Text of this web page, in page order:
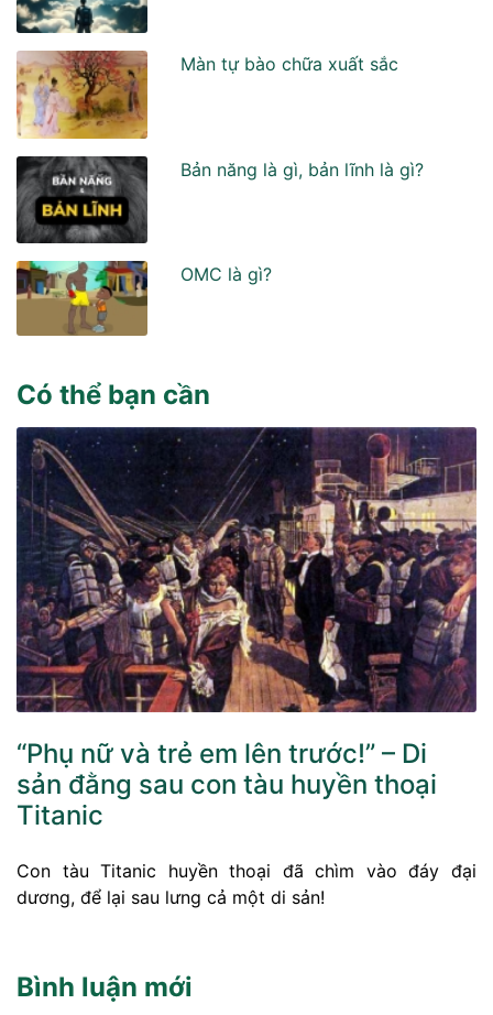
Màn tự bào chữa xuất sắc
Bản năng là gì, bản lĩnh là gì?
OMC là gì?
Có thể bạn cần
“Phụ nữ và trẻ em lên trước!” – Di
sản đằng sau con tàu huyền thoại
Titanic
Con tàu Titanic huyền thoại đã chìm vào đáy đại
dương, để lại sau lưng cả một di sản!
Bình luận mới